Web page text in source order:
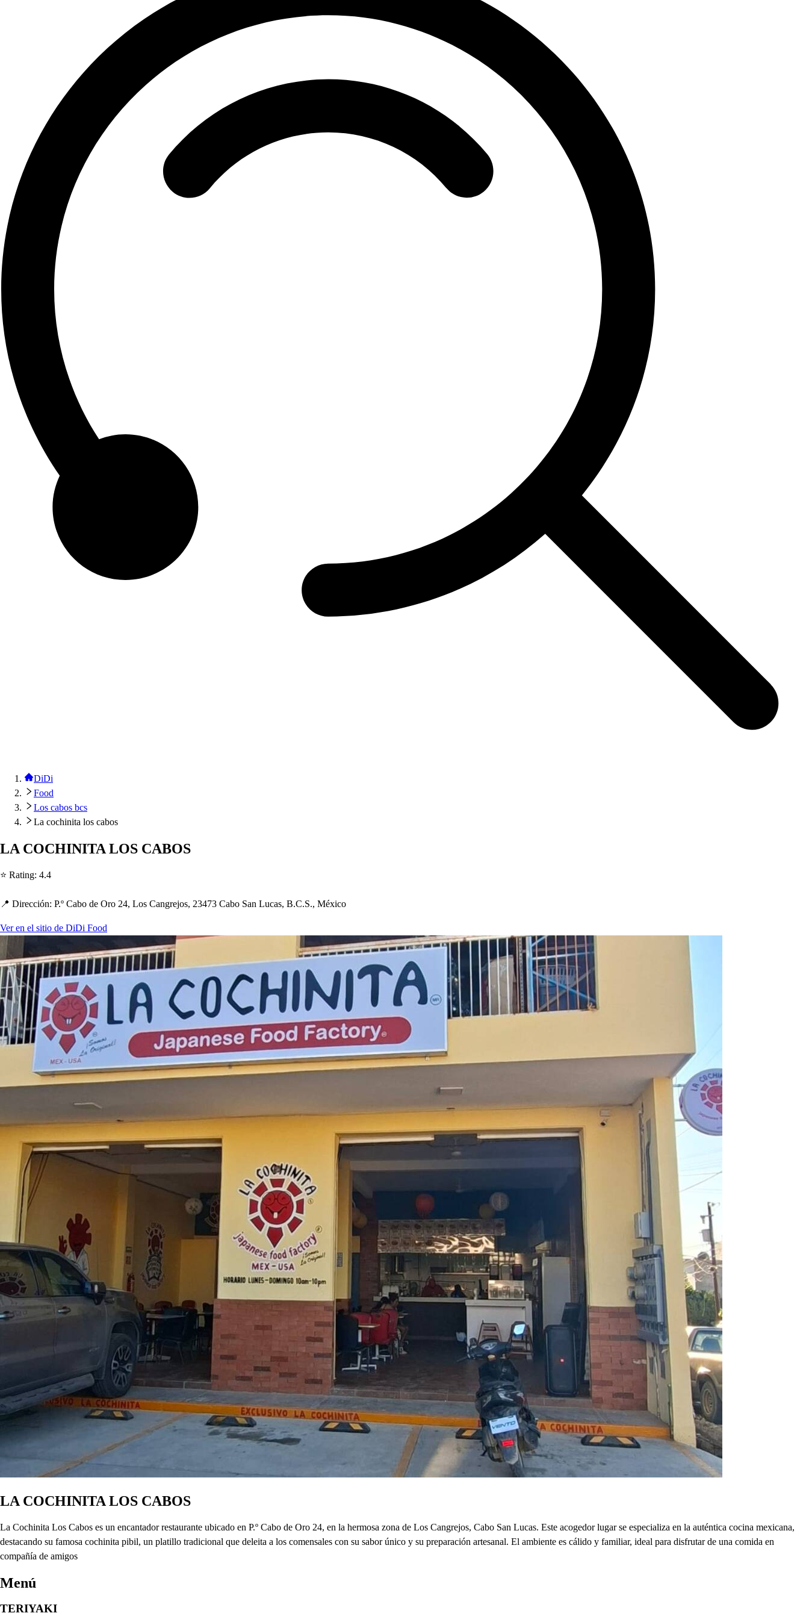
DiDi
Food
Los cabos bcs
La cochinita los cabos
LA COCHINITA LOS CABOS
⭐ Rating: 4.4
📍 Dirección: P.º Cabo de Oro 24, Los Cangrejos, 23473 Cabo San Lucas, B.C.S., México
Ver en el sitio de DiDi Food
LA COCHINITA LOS CABOS
La Cochinita Los Cabos es un encantador restaurante ubicado en P.º Cabo de Oro 24, en la hermosa zona de Los Cangrejos, Cabo San Lucas. Este acogedor lugar se especializa en la auténtica cocina mexicana,
destacando su famosa cochinita pibil, un platillo tradicional que deleita a los comensales con su sabor único y su preparación artesanal. El ambiente es cálido y familiar, ideal para disfrutar de una comida en
compañía de amigos
Menú
TERIYAKI